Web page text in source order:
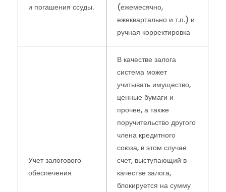
и погашения ссуды.
(ежемесячно,
ежеквартально и т.п.) и
ручная корректировка
Учет залогового
обеспечения
В качестве залога
система может
учитывать имущество,
ценные бумаги и
прочее, а также
поручительство другого
члена кредитного
союза, в этом случае
счет, выступающий в
качестве залога,
блокируется на сумму